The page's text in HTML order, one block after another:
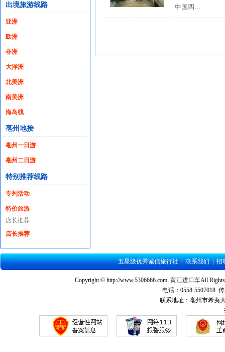
出境旅游线路
亚洲
欧洲
非洲
大洋洲
北美洲
南美洲
海岛线
亳州地接
亳州一日游
亳州二日游
特别推荐线路
专列活动
特价旅游
店长推荐
店长推荐
中国四…
五星级优秀诚信旅行社|联系我们|招
Copyright © http://www.5306666.com 黄江进口车All
电话：0558-5507018
联系地址：亳州市希夷